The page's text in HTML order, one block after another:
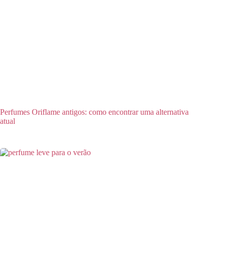
Perfumes Oriflame antigos: como encontrar uma alternativa
atual